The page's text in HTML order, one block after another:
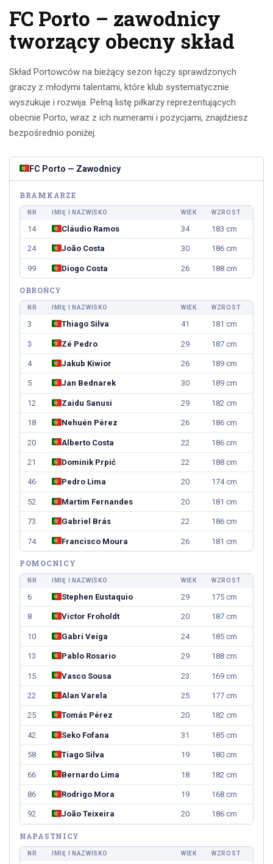
FC Porto – zawodnicy
tworzący obecny skład
Skład Portowców na bieżący sezon łączy sprawdzonych
graczy z młodymi talentami, które klub systematycznie
wyszukuje i rozwija. Pełną listę piłkarzy reprezentujących
obecnie Porto, wraz z ich numerami i pozycjami, znajdziesz
bezpośrednio poniżej.
FC Porto — Zawodnicy
BRAMKARZE
NR IMIĘ I NAZWISKO WIEK WZROST
14 Cláudio Ramos 34 183 cm
24 João Costa 30 186 cm
99 Diogo Costa 26 188 cm
OBROŃCY
NR IMIĘ I NAZWISKO WIEK WZROST
3 Thiago Silva 41 181 cm
3 Zé Pedro 29 187 cm
4 Jakub Kiwior 26 189 cm
5 Jan Bednarek 30 189 cm
12 Zaidu Sanusi 29 182 cm
18 Nehuén Pérez 26 186 cm
20 Alberto Costa 22 186 cm
21 Dominik Prpić 22 188 cm
46 Pedro Lima 20 174 cm
52 Martim Fernandes 20 181 cm
73 Gabriel Brás 22 186 cm
74 Francisco Moura 26 181 cm
POMOCNICY
NR IMIĘ I NAZWISKO WIEK WZROST
6 Stephen Eustaquio 29 175 cm
8 Victor Froholdt 20 187 cm
10 Gabri Veiga 24 185 cm
13 Pablo Rosario 29 188 cm
15 Vasco Sousa 23 169 cm
22 Alan Varela 25 177 cm
25 Tomás Pérez 20 182 cm
42 Seko Fofana 31 185 cm
58 Tiago Silva 19 180 cm
66 Bernardo Lima 18 182 cm
86 Rodrigo Mora 19 168 cm
92 João Teixeira 20 186 cm
NAPASTNICY
NR IMIĘ I NAZWISKO WIEK WZROST